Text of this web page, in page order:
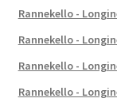
Rannekello -
Rannekello -
Rannekello -
Rannekello -